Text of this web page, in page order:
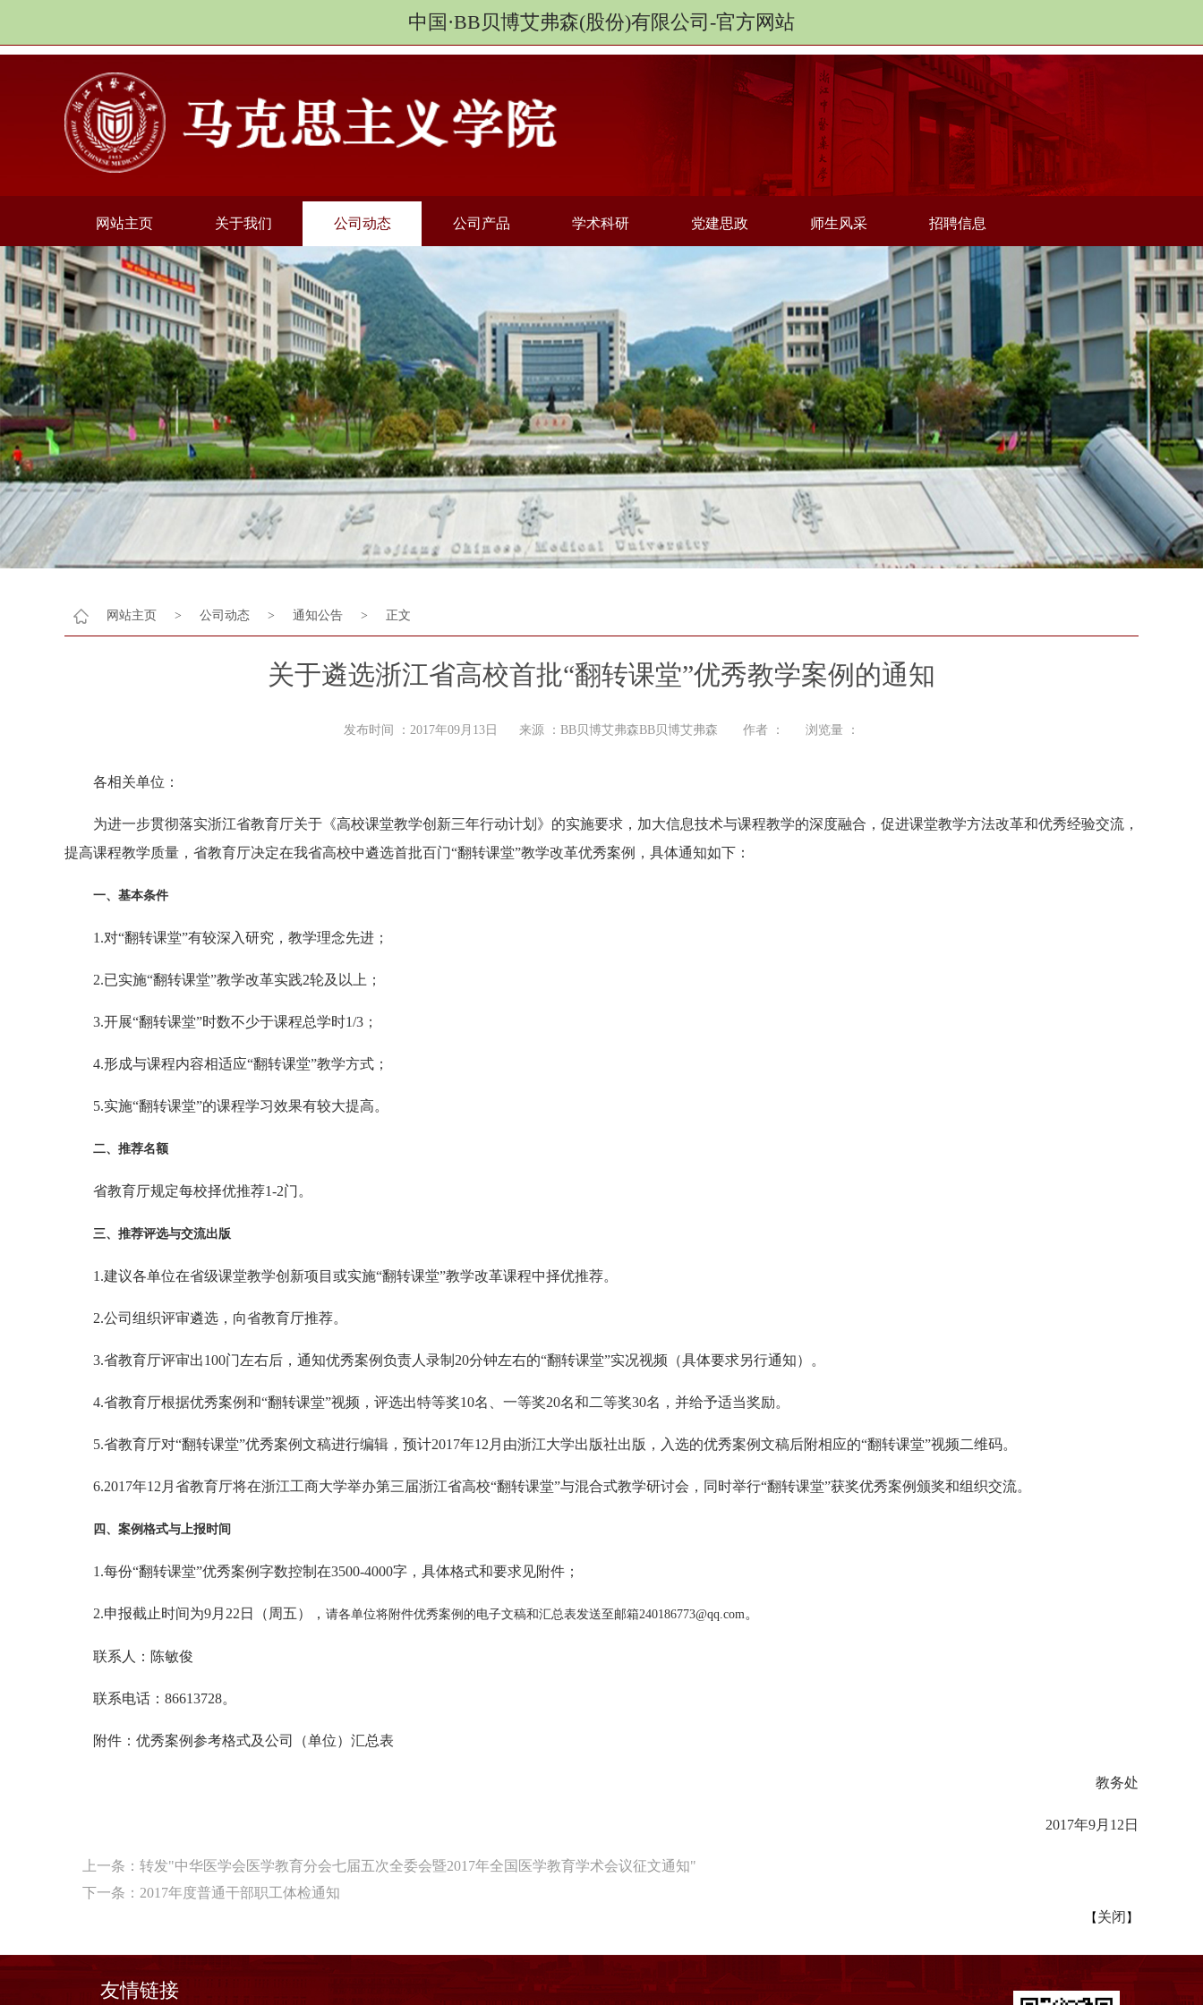
中国·BB贝博艾弗森(股份)有限公司-官方网站
网站主页 关于我们 公司动态 公司产品 学术科研 党建思政 师生风采 招聘信息
网站主页 > 公司动态 > 通知公告 > 正文
关于遴选浙江省高校首批“翻转课堂”优秀教学案例的通知
发布时间 ：2017年09月13日 来源 ：BB贝博艾弗森BB贝博艾弗森 作者 ： 浏览量 ：
各相关单位：
为进一步贯彻落实浙江省教育厅关于《高校课堂教学创新三年行动计划》的实施要求，加大信息技术与课程教学的深度融合，促进课堂教学方法改革和优秀经验交流，
提高课程教学质量，省教育厅决定在我省高校中遴选首批百门“翻转课堂”教学改革优秀案例，具体通知如下：
一、基本条件
1.对“翻转课堂”有较深入研究，教学理念先进；
2.已实施“翻转课堂”教学改革实践2轮及以上；
3.开展“翻转课堂”时数不少于课程总学时1/3；
4.形成与课程内容相适应“翻转课堂”教学方式；
5.实施“翻转课堂”的课程学习效果有较大提高。
二、推荐名额
省教育厅规定每校择优推荐1-2门。
三、推荐评选与交流出版
1.建议各单位在省级课堂教学创新项目或实施“翻转课堂”教学改革课程中择优推荐。
2.公司组织评审遴选，向省教育厅推荐。
3.省教育厅评审出100门左右后，通知优秀案例负责人录制20分钟左右的“翻转课堂”实况视频（具体要求另行通知）。
4.省教育厅根据优秀案例和“翻转课堂”视频，评选出特等奖10名、一等奖20名和二等奖30名，并给予适当奖励。
5.省教育厅对“翻转课堂”优秀案例文稿进行编辑，预计2017年12月由浙江大学出版社出版，入选的优秀案例文稿后附相应的“翻转课堂”视频二维码。
6.2017年12月省教育厅将在浙江工商大学举办第三届浙江省高校“翻转课堂”与混合式教学研讨会，同时举行“翻转课堂”获奖优秀案例颁奖和组织交流。
四、案例格式与上报时间
1.每份“翻转课堂”优秀案例字数控制在3500-4000字，具体格式和要求见附件；
2.申报截止时间为9月22日（周五）， 请各单位将附件优秀案例的电子文稿和汇总表发送至邮箱240186773@qq.com。
联系人：陈敏俊
联系电话：86613728。
附件：优秀案例参考格式及公司（单位）汇总表
教务处
2017年9月12日
上一条： 转发"中华医学会医学教育分会七届五次全委会暨2017年全国医学教育学术会议征文通知"
下一条： 2017年度普通干部职工体检通知
【 关闭 】
友情链接